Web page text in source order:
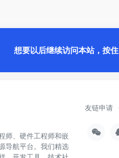
想要以后继续访问本站，按住
师、硬件工程师和嵌
导航平台。我们精选
友链申请